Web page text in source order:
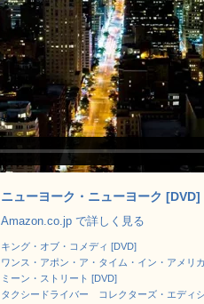
ニューヨーク・ニューヨーク [DVD]
Amazon.co.jp で詳しく見る
キング・オブ・コメディ [DVD]
ワンス・アポン・ア・タイム・イン・アメリ
ミーン・ストリート [DVD]
タクシードライバー コレクターズ・エディ